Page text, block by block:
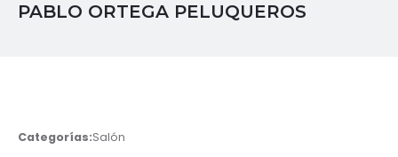
PABLO ORTEGA PELUQUEROS
Categorías:Salón